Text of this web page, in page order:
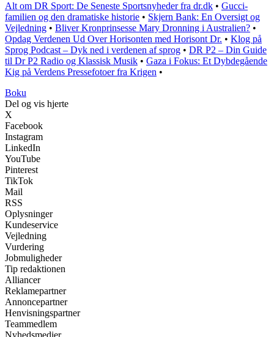
Alt om DR Sport: De Seneste Sportsnyheder fra dr.dk • Gucci-
familien og den dramatiske historie • Skjern Bank: En Oversigt og
Vejledning • Bliver Kronprinsesse Mary Dronning i Australien? •
Opdag Verdenen Ud Over Horisonten med Horisont Dr. • Klog på
Sprog Podcast – Dyk ned i verdenen af sprog • DR P2 – Din Guide
til Dr P2 Radio og Klassisk Musik • Gaza i Fokus: Et Dybdegående
Kig på Verdens Pressefotoer fra Krigen •
Boku
Del og vis hjerte
X
Facebook
Instagram
LinkedIn
YouTube
Pinterest
TikTok
Mail
RSS
Oplysninger
Kundeservice
Vejledning
Vurdering
Jobmuligheder
Tip redaktionen
Alliancer
Reklamepartner
Annoncepartner
Henvisningspartner
Teammedlem